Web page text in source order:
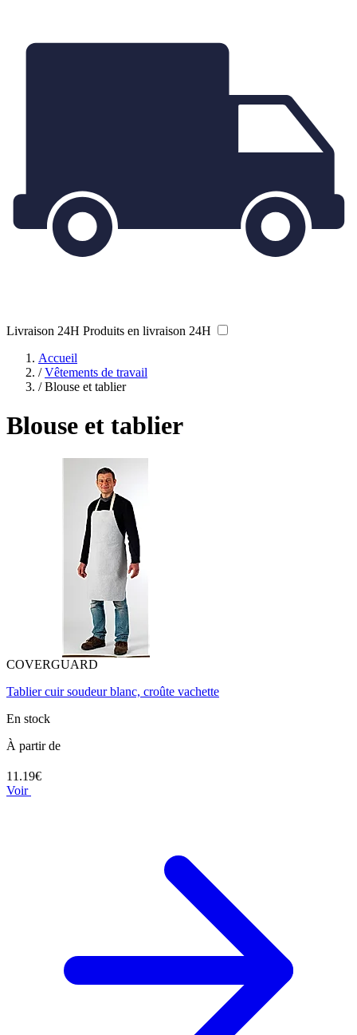
Livraison 24H Produits en livraison 24H
Accueil
/ Vêtements de travail
/ Blouse et tablier
Blouse et tablier
COVERGUARD
Tablier cuir soudeur blanc, croûte vachette
En stock
À partir de
11.19€
Voir